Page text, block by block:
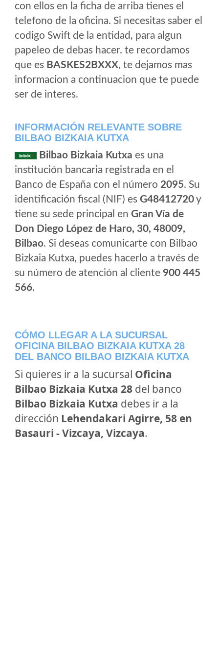
con ellos en la ficha de arriba tienes el
telefono de la oficina. Si necesitas saber el
codigo Swift de la entidad, para algun
papeleo de debas hacer. te recordamos
que es BASKES2BXXX, te dejamos mas
informacion a continuacion que te puede
ser de interes.
INFORMACIÓN RELEVANTE SOBRE
BILBAO BIZKAIA KUTXA
Bilbao Bizkaia Kutxa es una
institución bancaria registrada en el
Banco de España con el número 2095. Su
identificación fiscal (NIF) es G48412720y
tiene su sede principal en Gran Vía de
Don Diego López de Haro, 30, 48009,
Bilbao. Si deseas comunicarte con Bilbao
Bizkaia Kutxa, puedes hacerlo a través de
su número de atención al cliente 900 445
566.
CÓMO LLEGAR A LA SUCURSAL
OFICINA BILBAO BIZKAIA KUTXA 28
DEL BANCO BILBAO BIZKAIA KUTXA
Si quieres ir a la sucursal Oficina
Bilbao Bizkaia Kutxa 28 del banco
Bilbao Bizkaia Kutxa debes ir a la
dirección Lehendakari Agirre, 58 en
Basauri - Vizcaya, Vizcaya.